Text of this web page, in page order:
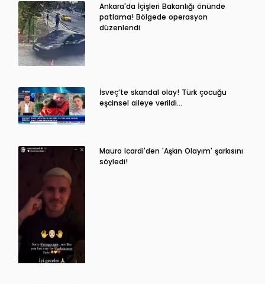
Ankara'da İçişleri Bakanlığı önünde
patlama! Bölgede operasyon
düzenlendi
İsveç’te skandal olay! Türk çocuğu
eşcinsel aileye verildi…
Mauro Icardi'den 'Aşkın Olayım' şarkısını
söyledi!